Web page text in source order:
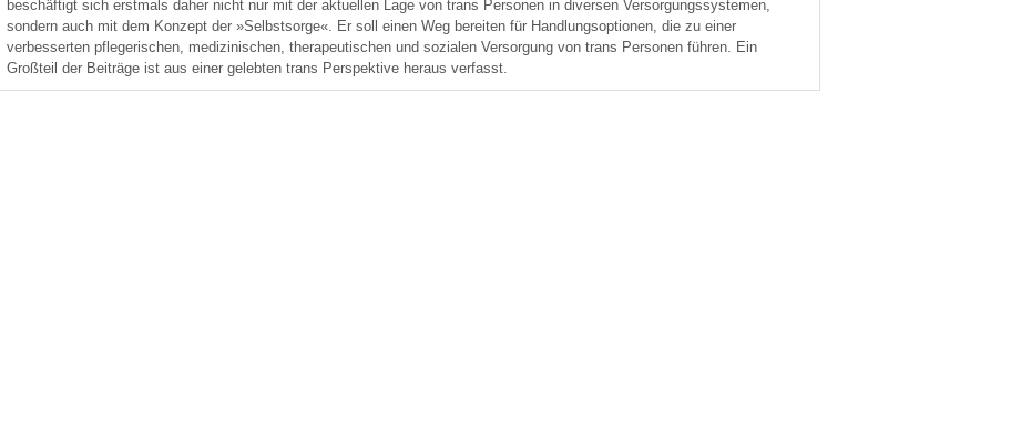
beschäftigt sich erstmals daher nicht nur mit der aktuellen Lage von trans Personen in diversen Versorgungssystemen,
sondern auch mit dem Konzept der »Selbstsorge«. Er soll einen Weg bereiten für Handlungsoptionen, die zu einer
verbesserten pflegerischen, medizinischen, therapeutischen und sozialen Versorgung von trans Personen führen. Ein
Großteil der Beiträge ist aus einer gelebten trans Perspektive heraus verfasst.